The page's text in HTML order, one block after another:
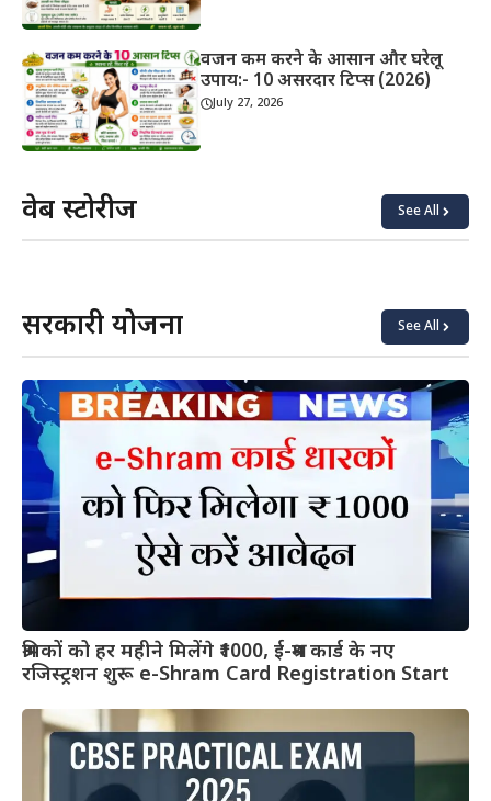
वजन कम करने के आसान और घरेलू
उपाय:- 10 असरदार टिप्स (2026)
July 27, 2026
वेब स्टोरीज See All
अंतर
जानिए!
सरकारी योजना See All
श्रमिकों को हर महीने मिलेंगे ₹1000, ई-श्रम कार्ड के नए
रजिस्ट्रशन शुरू e-Shram Card Registration Start